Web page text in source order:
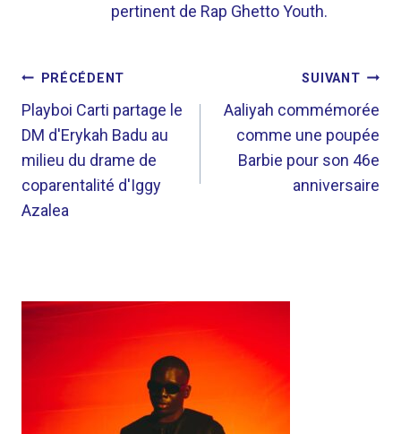
pertinent de Rap Ghetto Youth.
NAVIGATION
DE
L’ARTICLE
PRÉCÉDENT
Playboi Carti partage le
DM d'Erykah Badu au
milieu du drame de
coparentalité d'Iggy
Azalea
SUIVANT
Aaliyah commémorée
comme une poupée
Barbie pour son 46e
anniversaire